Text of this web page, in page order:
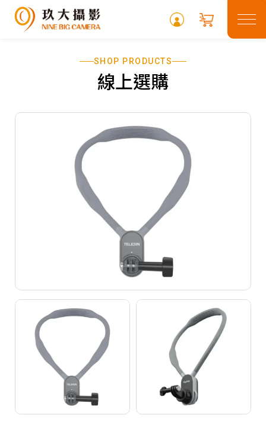
SHOP PRODUCTS
線上選購
關於玖大
最新消息
聯絡我們
Copyright © NINE ZERO PLURAL INC. All Rights Reserved.